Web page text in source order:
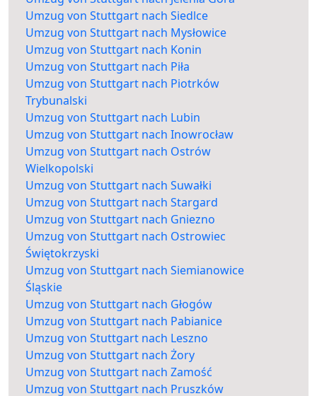
Umzug von Stuttgart nach Siedlce
Umzug von Stuttgart nach Mysłowice
Umzug von Stuttgart nach Konin
Umzug von Stuttgart nach Piła
Umzug von Stuttgart nach Piotrków
Trybunalski
Umzug von Stuttgart nach Lubin
Umzug von Stuttgart nach Inowrocław
Umzug von Stuttgart nach Ostrów
Wielkopolski
Umzug von Stuttgart nach Suwałki
Umzug von Stuttgart nach Stargard
Umzug von Stuttgart nach Gniezno
Umzug von Stuttgart nach Ostrowiec
Świętokrzyski
Umzug von Stuttgart nach Siemianowice
Śląskie
Umzug von Stuttgart nach Głogów
Umzug von Stuttgart nach Pabianice
Umzug von Stuttgart nach Leszno
Umzug von Stuttgart nach Żory
Umzug von Stuttgart nach Zamość
Umzug von Stuttgart nach Pruszków